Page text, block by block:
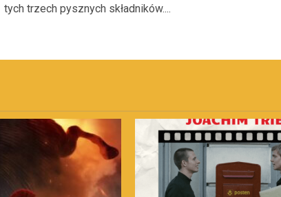
tych trzech pysznych składników....